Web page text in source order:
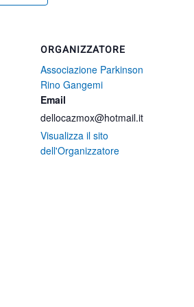
ORGANIZZATORE
Associazione Parkinson
Rino Gangemi
Email
dellocazmox@hotmail.it
Visualizza il sito
dell'Organizzatore